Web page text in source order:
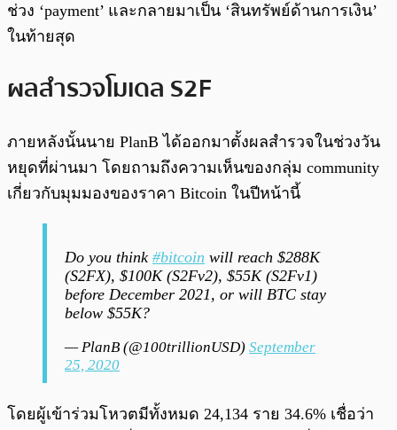
ช่วง ‘payment’ และกลายมาเป็น ‘สินทรัพย์ด้านการเงิน’
ในท้ายสุด
ผลสำรวจโมเดล S2F
ภายหลังนั้นนาย PlanB ได้ออกมาตั้งผลสำรวจในช่วงวัน
หยุดที่ผ่านมา โดยถามถึงความเห็นของกลุ่ม community
เกี่ยวกับมุมมองของราคา Bitcoin ในปีหน้านี้
Do you think #bitcoin will reach $288K
(S2FX), $100K (S2Fv2), $55K (S2Fv1)
before December 2021, or will BTC stay
below $55K?
— PlanB (@100trillionUSD) September
25, 2020
โดยผู้เข้าร่วมโหวตมีทั้งหมด 24,134 ราย 34.6% เชื่อว่า